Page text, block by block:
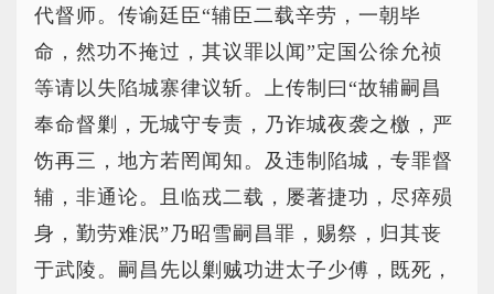
代督师。传谕廷臣“辅臣二载辛劳，一朝毕
命，然功不掩过，其议罪以闻”定国公徐允祯
等请以失陷城寨律议斩。上传制曰“故辅嗣昌
奉命督剿，无城守专责，乃诈城夜袭之檄，严
饬再三，地方若罔闻知。及违制陷城，专罪督
辅，非通论。且临戎二载，屡著捷功，尽瘁殒
身，勤劳难泯”乃昭雪嗣昌罪，赐祭，归其丧
于武陵。嗣昌先以剿贼功进太子少傅，既死，